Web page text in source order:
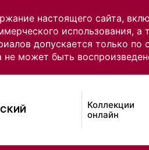
настоящего сайта,
использования,
допускается только
не может быть
Коллекции
онлайн